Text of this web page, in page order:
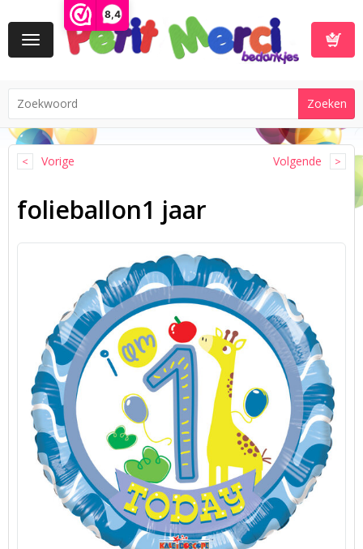
8,4
Toggle
navigation
Vorige Volgende
folieballon1 jaar